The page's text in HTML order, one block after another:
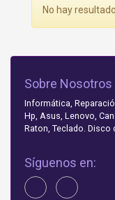
No hay
Sobre Nosotros
Informática,
Hp, Asus, Lenovo,
Raton, Teclado. Disco
Síguenos en: